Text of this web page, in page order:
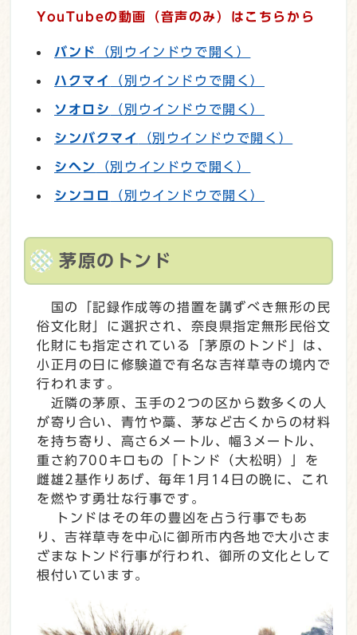
YouTubeの動画（音声のみ）はこちらから
バンド （別ウインドウで開く）
ハクマイ （別ウインドウで開く）
ソオロシ （別ウインドウで開く）
シンバクマイ （別ウインドウで開く）
シヘン （別ウインドウで開く）
シンコロ （別ウインドウで開く）
茅原のトンド
国の「記録作成等の措置を講ずべき無形の民
俗文化財」に選択され、奈良県指定無形民俗文
化財にも指定されている「茅原のトンド」は、
小正月の日に修験道で有名な吉祥草寺の境内で
行われます。
近隣の茅原、玉手の2つの区から数多くの人
が寄り合い、青竹や藁、茅など古くからの材料
を持ち寄り、高さ6メートル、幅3メートル、
重さ約700キロもの「トンド（大松明）」を
雌雄2基作りあげ、毎年1月14日の晩に、これ
を燃やす勇壮な行事です。
トンドはその年の豊凶を占う行事でもあ
り、吉祥草寺を中心に御所市内各地で大小さま
ざまなトンド行事が行われ、御所の文化として
根付いています。